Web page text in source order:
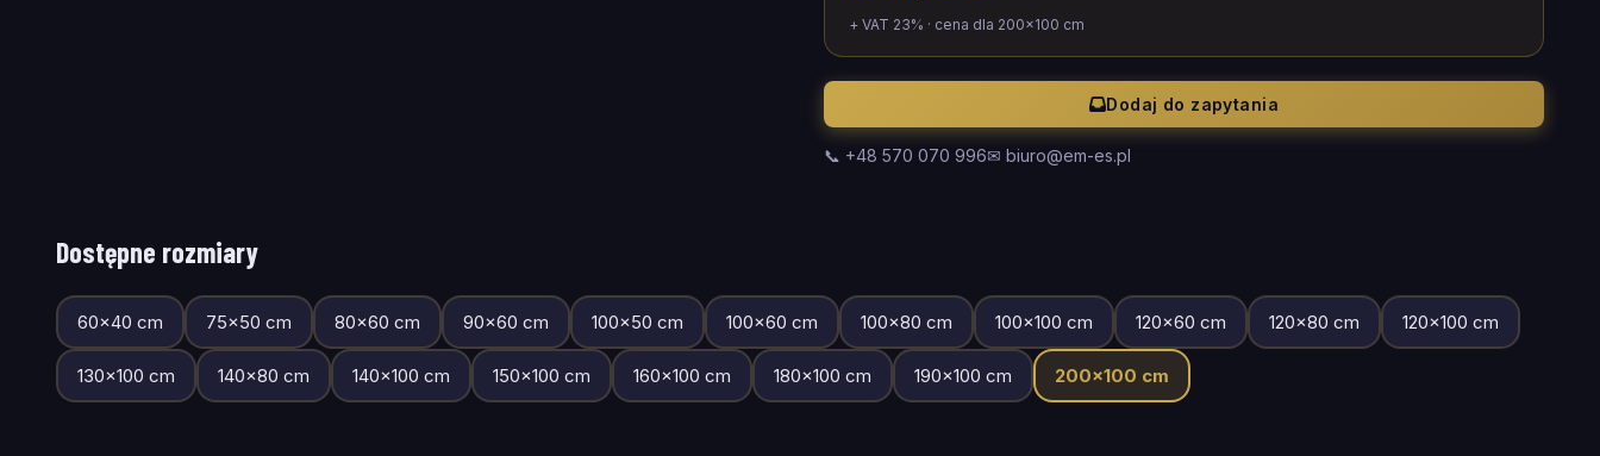
+ VAT 23% · cena dla 200×100 cm
Dodaj do zapytania
📞 +48 570 070 996✉ biuro@em-es.pl
Dostępne rozmiary
60×40 cm 75×50 cm 80×60 cm 90×60 cm 100×50 cm 100×60 cm 100×80 cm 100×100 cm 120×60 cm 120×80 cm 120×100 cm
130×100 cm 140×80 cm 140×100 cm 150×100 cm 160×100 cm 180×100 cm 190×100 cm 200×100 cm